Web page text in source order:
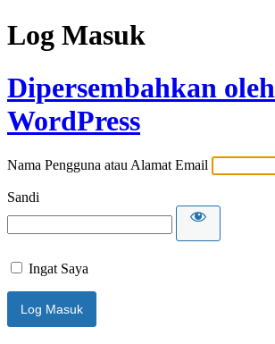
Log Masuk
Dipersembahkan oleh
WordPress
Nama Pengguna atau Alamat Email
Sandi
Ingat Saya